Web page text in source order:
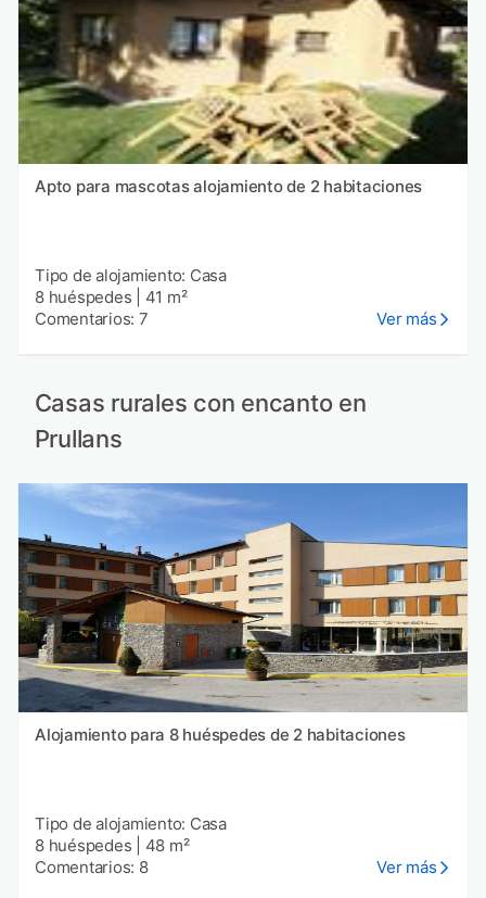
Apto para mascotas alojamiento de 2 habitaciones
Tipo de alojamiento: Casa
8 huéspedes
41 m²
Comentarios: 7
Ver más
Casas rurales con encanto en
Prullans
Alojamiento para 8 huéspedes de 2 habitaciones
Tipo de alojamiento: Casa
8 huéspedes
48 m²
Comentarios: 8
Ver más